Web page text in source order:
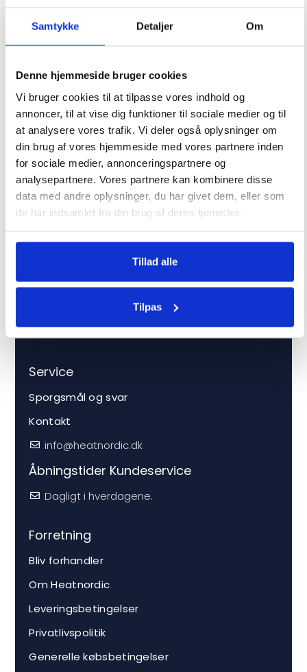
Samtykke Detaljer Om
Denne hjemmeside bruger cookies
Vi bruger cookies til at tilpasse vores indhold og
annoncer, til at vise dig funktioner til sociale medier og til
at analysere vores trafik. Vi deler også oplysninger om
din brug af vores hjemmeside med vores partnere inden
for sociale medier, annonceringspartnere og
analysepartnere. Vores partnere kan kombinere disse
data med andre oplysninger, du har givet dem, eller som
de har indsamlet fra din brug af deres tjenester.
Tillad alle
Tilpas
Pizzaskærere
69kr.
Hällmark 47 cm Spatel
99kr.
Ikke på lager
Muurikka Grilltang 29 cm
Ikke på lager
Muurikka Grillbørste
Service
Sporgsmål og svar
Kontakt
info@heatnordic.dk
Åbningstider Kundeservice
Dagligt i hverdagene.
Forretning
Bliv forhandler
Om Heatnordic
Leveringsbetingelser
Privatlivspolitik
Generelle købsbetingelser